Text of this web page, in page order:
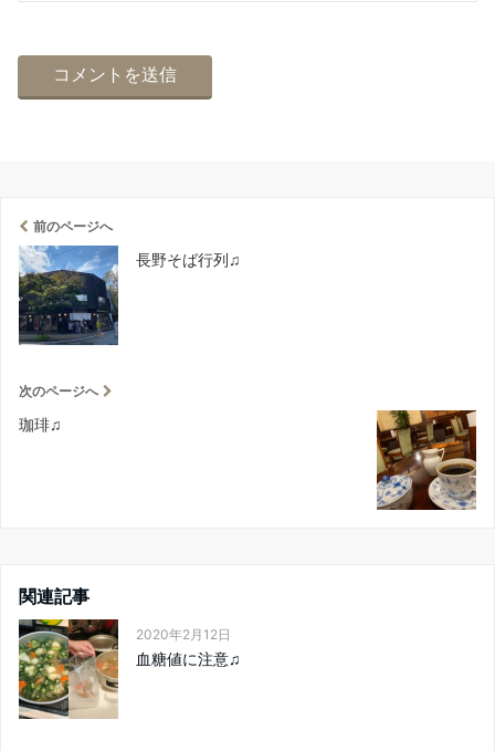
前のページへ
長野そば行列♫
次のページへ
珈琲♫
関連記事
2020年2月12日
血糖値に注意♫